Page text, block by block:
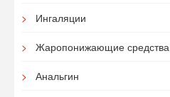
Ингаляции
Жаропонижающие средства
Анальгин